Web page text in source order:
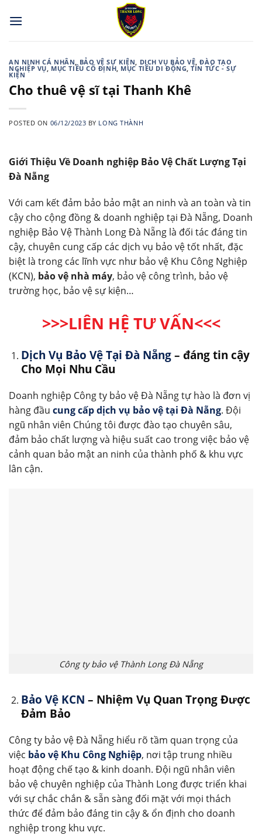
AN NINH CÁ NHÂN, BẢO VỆ SỰ KIỆN, DỊCH VỤ BẢO VỆ,ĐÀO TẠO
NGHIỆP VỤ, MỤC TIÊU CỐ ĐỊNH, MỤC TIÊU DI ĐỘNG,TIN TỨC - SỰ
KIỆN
Cho thuê vệ sĩ tại Thanh Khê
POSTED ON 06/12/2023 BY LONG THÀNH
Giới Thiệu Về Doanh nghiệp Bảo Vệ Chất Lượng Tại
Đà Nẵng
Với cam kết đảm bảo bảo mật an ninh và an toàn và tin
cậy cho cộng đồng & doanh nghiệp tại Đà Nẵng, Doanh
nghiệp Bảo Vệ Thành Long Đà Nẵng là đối tác đáng tin
cậy, chuyên cung cấp các dịch vụ bảo vệ tốt nhất, đặc
biệt là trong các lĩnh vực như bảo vệ Khu Công Nghiệp
(KCN), bảo vệ nhà máy, bảo vệ công trình, bảo vệ
trường học, bảo vệ sự kiện…
>>>LIÊN HỆ TƯ VẤN<<<
Dịch Vụ Bảo Vệ Tại Đà Nẵng– đáng tin cậy
Cho Mọi Nhu Cầu
Doanh nghiệp Công ty bảo vệ Đà Nẵng tự hào là đơn vị
hàng đầu cung cấp dịch vụ bảo vệ tại Đà Nẵng. Đội
ngũ nhân viên Chúng tôi được đào tạo chuyên sâu,
đảm bảo chất lượng và hiệu suất cao trong việc bảo vệ
cảnh quan bảo mật an ninh của thành phố & khu vực
lân cận.
Công ty bảo vệ Thành Long Đà Nẵng
Bảo Vệ KCN – Nhiệm Vụ Quan Trọng Được
Đảm Bảo
Công ty bảo vệ Đà Nẵng hiểu rõ tầm quan trọng của
việc bảo vệ Khu Công Nghiệp, nơi tập trung nhiều
hoạt động chế tạo & kinh doanh. Đội ngũ nhân viên
bảo vệ chuyên nghiệp của Thành Long được triển khai
với sự chắc chắn & sẵn sàng đối mặt với mọi thách
thức để đảm bảo đáng tin cậy & ổn định cho doanh
nghiệp trong khu vực.